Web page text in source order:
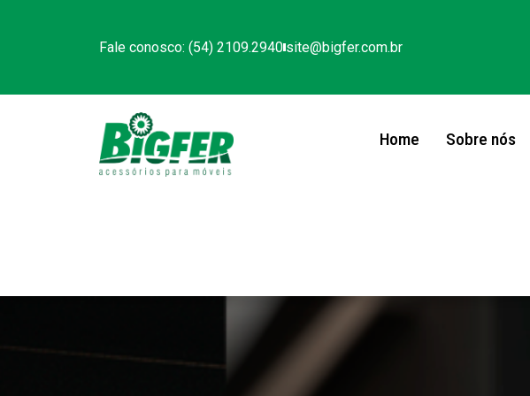
Fale conosco: (54) 2109.2940site@bigfer.com.br
Home Sobre nós